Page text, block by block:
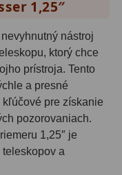
1,25″
nástroj
ktorý chce
prístroja. Tento
a presné
pre získanie
pozorovaniach.
1,25″ je
a